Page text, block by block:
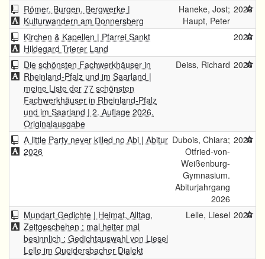
Römer, Burgen, Bergwerke |
Kulturwandern am Donnersberg
Haneke, Jost;
Haupt, Peter
2026
Kirchen & Kapellen | Pfarrei Sankt
Hildegard Trierer Land
2026
Die schönsten Fachwerkhäuser in
Rheinland-Pfalz und im Saarland |
meine Liste der 77 schönsten
Fachwerkhäuser in Rheinland-Pfalz
und im Saarland | 2. Auflage 2026.
Originalausgabe
Deiss, Richard 2026
A little Party never killed no Abi | Abitur
2026
Dubois, Chiara;
Otfried-von-
Weißenburg-
Gymnasium.
Abiturjahrgang
2026
2026
Mundart Gedichte | Heimat, Alltag,
Zeitgeschehen : mal heiter mal
besinnlich : Gedichtauswahl von Liesel
Lelle im Queidersbacher Dialekt
Lelle, Liesel 2026